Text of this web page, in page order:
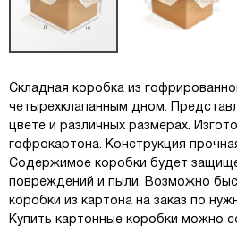
Складная коробка из
четырехклапанным дном.
цвете и различных размерах.
гофрокартона. Конструкция
Содержимое коробки будет
повреждений и пыли. Возможно
коробки из картона на заказ по
Купить картонные коробки можно